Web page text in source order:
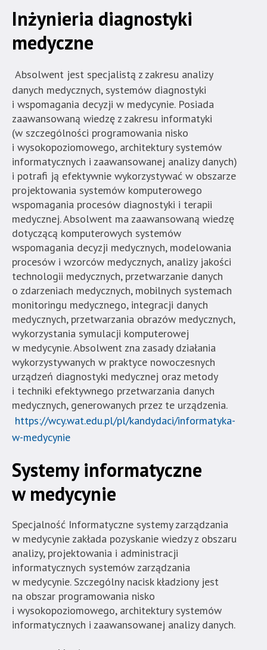
standardowy
Inżynieria diagnostyki
medyczne
Absolwent jest specjalistą z zakresu analizy
danych medycznych, systemów diagnostyki
i wspomagania decyzji w medycynie. Posiada
zaawansowaną wiedzę z zakresu informatyki
(w szczególności programowania nisko
i wysokopoziomowego, architektury systemów
informatycznych i zaawansowanej analizy danych)
i potrafi ją efektywnie wykorzystywać w obszarze
projektowania systemów komputerowego
wspomagania procesów diagnostyki i terapii
medycznej. Absolwent ma zaawansowaną wiedzę
dotyczącą komputerowych systemów
wspomagania decyzji medycznych, modelowania
procesów i wzorców medycznych, analizy jakości
technologii medycznych, przetwarzanie danych
o zdarzeniach medycznych, mobilnych systemach
monitoringu medycznego, integracji danych
medycznych, przetwarzania obrazów medycznych,
wykorzystania symulacji komputerowej
w medycynie. Absolwent zna zasady działania
wykorzystywanych w praktyce nowoczesnych
urządzeń diagnostyki medycznej oraz metody
i techniki efektywnego przetwarzania danych
medycznych, generowanych przez te urządzenia.
https://wcy.wat.edu.pl/pl/kandydaci/informatyka-
w-medycynie
Systemy informatyczne
w medycynie
Specjalność Informatyczne systemy zarządzania
w medycynie zakłada pozyskanie wiedzy z obszaru
analizy, projektowania i administracji
informatycznych systemów zarządzania
w medycynie. Szczególny nacisk kładziony jest
na obszar programowania nisko
i wysokopoziomowego, architektury systemów
informatycznych i zaawansowanej analizy danych.